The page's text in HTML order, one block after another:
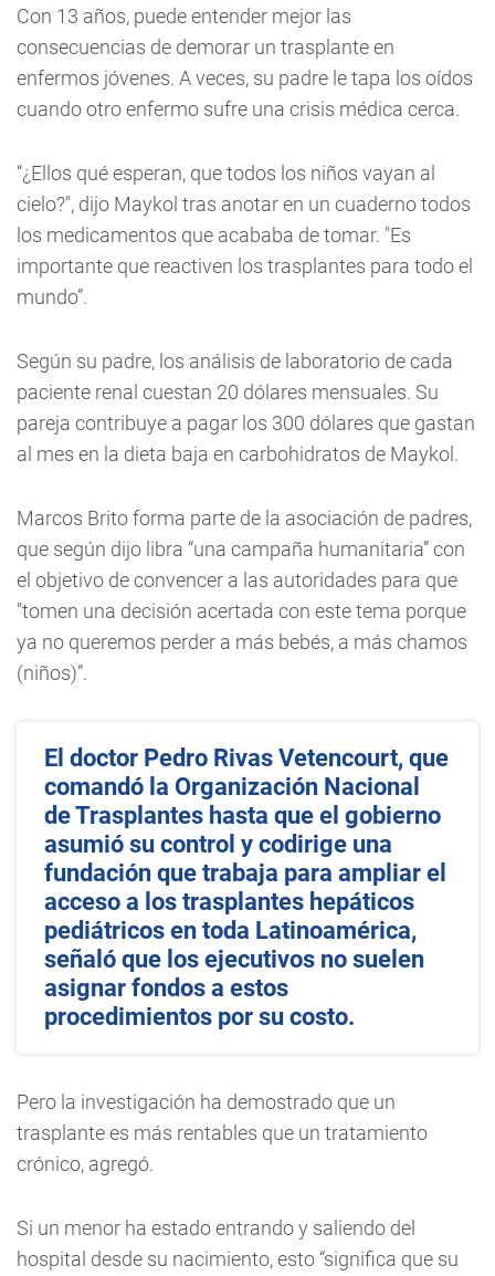
Con 13 años, puede entender mejor las
consecuencias de demorar un trasplante en
enfermos jóvenes. A veces, su padre le tapa los oídos
cuando otro enfermo sufre una crisis médica cerca.
“¿Ellos qué esperan, que todos los niños vayan al
cielo?", dijo Maykol tras anotar en un cuaderno todos
los medicamentos que acababa de tomar. "Es
importante que reactiven los trasplantes para todo el
mundo”.
Según su padre, los análisis de laboratorio de cada
paciente renal cuestan 20 dólares mensuales. Su
pareja contribuye a pagar los 300 dólares que gastan
al mes en la dieta baja en carbohidratos de Maykol.
Marcos Brito forma parte de la asociación de padres,
que según dijo libra “una campaña humanitaria” con
el objetivo de convencer a las autoridades para que
"tomen una decisión acertada con este tema porque
ya no queremos perder a más bebés, a más chamos
(niños)”.
El doctor Pedro Rivas Vetencourt, que
comandó la Organización Nacional
de Trasplantes hasta que el gobierno
asumió su control y codirige una
fundación que trabaja para ampliar el
acceso a los trasplantes hepáticos
pediátricos en toda Latinoamérica,
señaló que los ejecutivos no suelen
asignar fondos a estos
procedimientos por su costo.
Pero la investigación ha demostrado que un
trasplante es más rentables que un tratamiento
crónico, agregó.
Si un menor ha estado entrando y saliendo del
hospital desde su nacimiento, esto “significa que su